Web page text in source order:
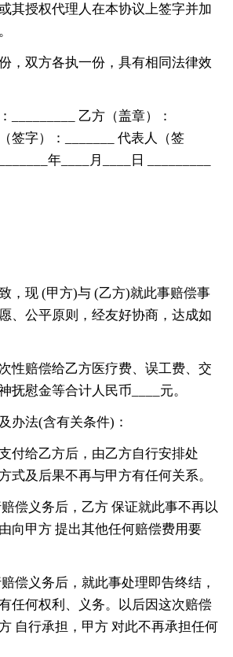
其授权代理人在本协议上签字并加
，双方各执一份，具有相同法律效
_________ 乙方（盖章）：
签字）：_______ 代表人（签
年____月____日 _________
，现 (甲方)与 (乙方)就此事赔偿事
、公平原则，经友好协商，达成如
性赔偿给乙方医疗费、误工费、交
抚慰金等合计人民币____元。
办法(含有关条件)：
付给乙方后，由乙方自行安排处
式及后果不再与甲方有任何关系。
偿义务后，乙方 保证就此事不再以
向甲方 提出其他任何赔偿费用要
偿义务后，就此事处理即告终结，
任何权利、义务。以后因这次赔偿
自行承担，甲方 对此不再承担任何